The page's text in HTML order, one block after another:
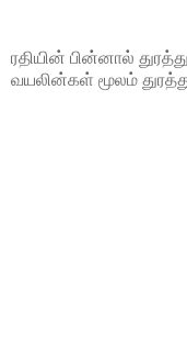
ரதியின் பின்னால்
வயலின்கள் மூலம்